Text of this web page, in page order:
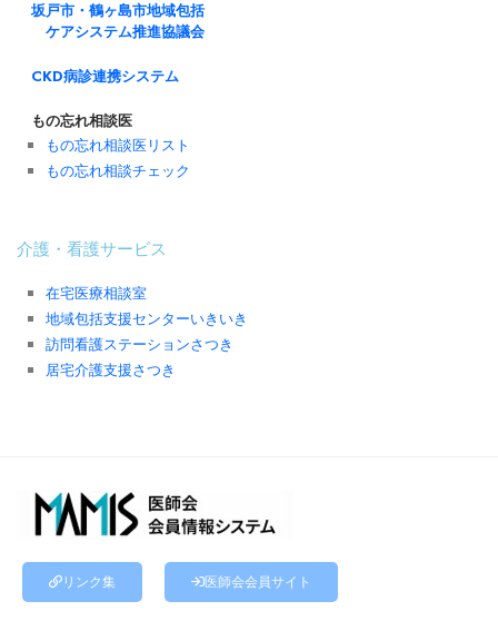
坂戸市・鶴ヶ島市地域包括
ケアシステム推進協議会
CKD病診連携システム
もの忘れ相談医
もの忘れ相談医リスト
もの忘れ相談チェック
介護・看護サービス
在宅医療相談室
地域包括支援センターいきいき
訪問看護ステーションさつき
居宅介護支援さつき
リンク集 医師会会員サイト